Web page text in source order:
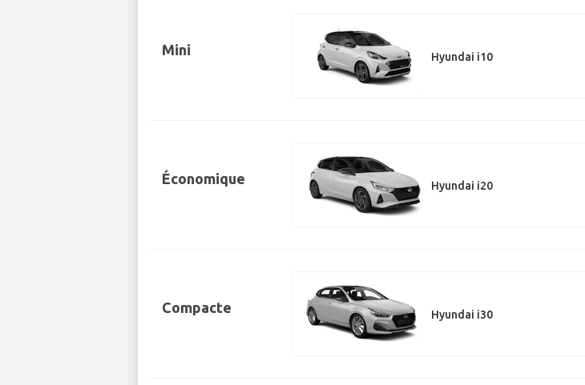
Mini Hyundai i10
Économique Hyundai i20
Compacte Hyundai i30